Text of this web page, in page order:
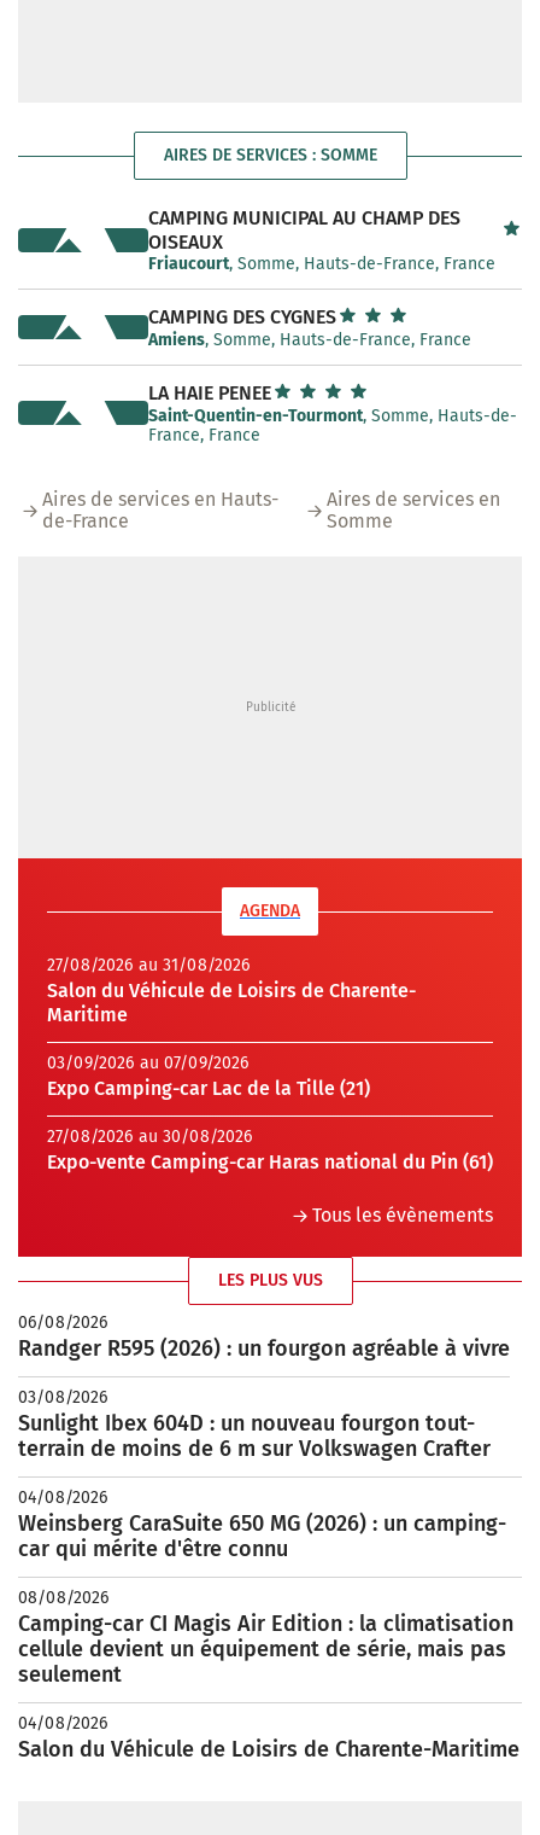
AIRES DE SERVICES : SOMME
CAMPING MUNICIPAL AU CHAMP DES
OISEAUX
Friaucourt, Somme, Hauts-de-France, France
CAMPING DES CYGNES
Amiens, Somme, Hauts-de-France, France
LA HAIE PENEE
Saint-Quentin-en-Tourmont, Somme, Hauts-de-
France, France
Aires de services en Hauts-
de-France
Aires de services en
Somme
AGENDA
27/08/2026 au 31/08/2026
Salon du Véhicule de Loisirs de Charente-
Maritime
03/09/2026 au 07/09/2026
Expo Camping-car Lac de la Tille (21)
27/08/2026 au 30/08/2026
Expo-vente Camping-car Haras national du Pin (61)
Tous les évènements
LES PLUS VUS
06/08/2026
Randger R595 (2026) : un fourgon agréable à vivre
03/08/2026
Sunlight Ibex 604D : un nouveau fourgon tout-
terrain de moins de 6 m sur Volkswagen Crafter
04/08/2026
Weinsberg CaraSuite 650 MG (2026) : un camping-
car qui mérite d'être connu
08/08/2026
Camping-car CI Magis Air Edition : la climatisation
cellule devient un équipement de série, mais pas
seulement
04/08/2026
Salon du Véhicule de Loisirs de Charente-Maritime